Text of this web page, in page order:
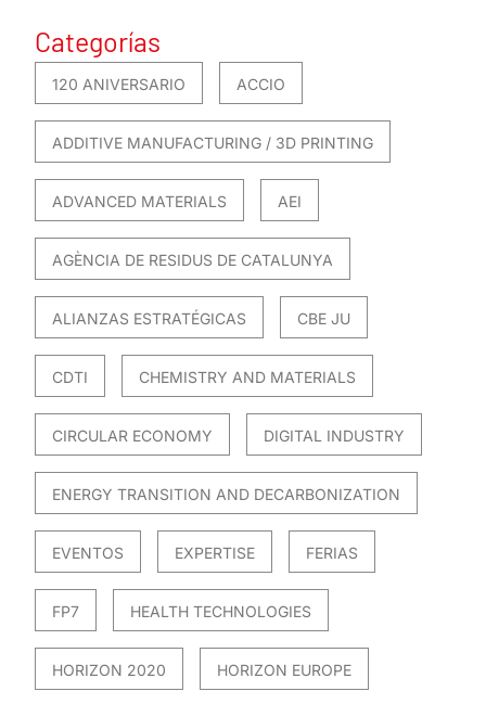
Categorías
120 ANIVERSARIO ACCIO
ADDITIVE MANUFACTURING / 3D PRINTING
ADVANCED MATERIALS AEI
AGÈNCIA DE RESIDUS DE CATALUNYA
ALIANZAS ESTRATÉGICAS CBE JU
CDTI CHEMISTRY AND MATERIALS
CIRCULAR ECONOMY DIGITAL INDUSTRY
ENERGY TRANSITION AND DECARBONIZATION
EVENTOS EXPERTISE FERIAS
FP7 HEALTH TECHNOLOGIES
HORIZON 2020 HORIZON EUROPE